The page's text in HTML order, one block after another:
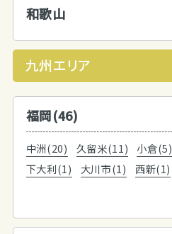
和歌山
九州エリア
福岡(46)
中洲(20) 久留米(11) 小倉(5)
下大利(1)
大川市(1)
西新(1)